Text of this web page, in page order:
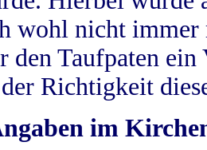
wohl nicht
den Taufpaten
Richtigkeit
im